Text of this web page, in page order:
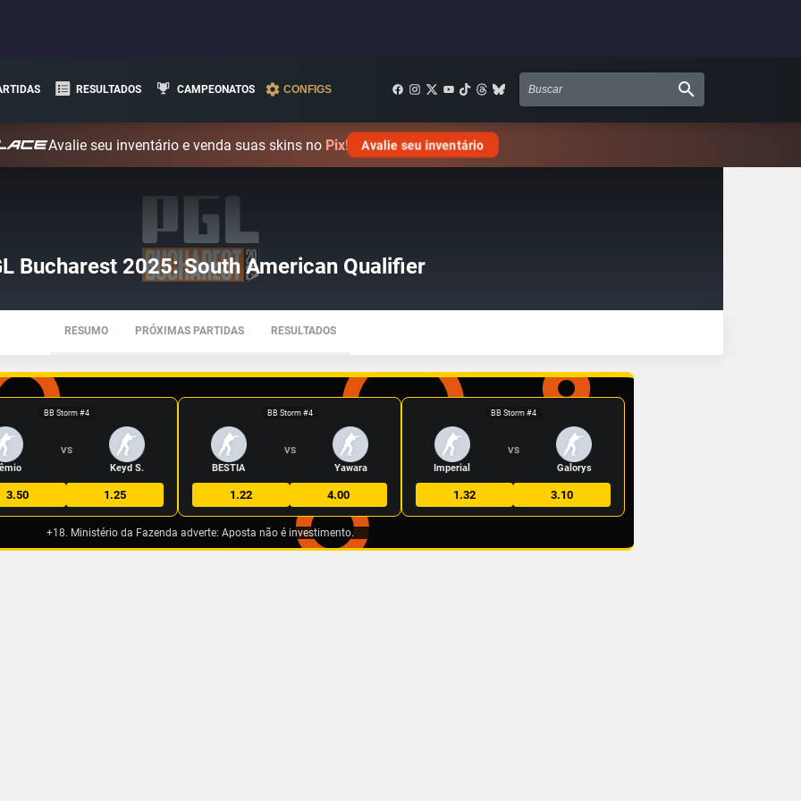
RESULTADOS CAMPEONATOS CONFIGS
Avalie seu inventário e venda suas skins no Pix! Avalie seu inventário
Bucharest 2025: South American Qualifier
RESUMO PRÓXIMAS PARTIDAS RESULTADOS
BB Storm #4
VS
Keyd S.
3.50 1.25
BB Storm #4
BESTIA
VS
Yawara
1.22 4.00
BB Storm #4
Imperial
VS
Galorys
1.32 3.10
+18. Ministério da Fazenda adverte: Aposta não é investimento.